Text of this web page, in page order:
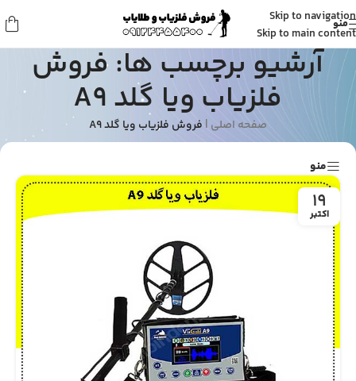
Skip to navigation
Skip to main content
منو
آرشیو برچسب ها: فروش
فلزیاب ویا گلد A9
صفحه اصلی | فروش فلزیاب ویا گلد A9
منو
19
اکتبر